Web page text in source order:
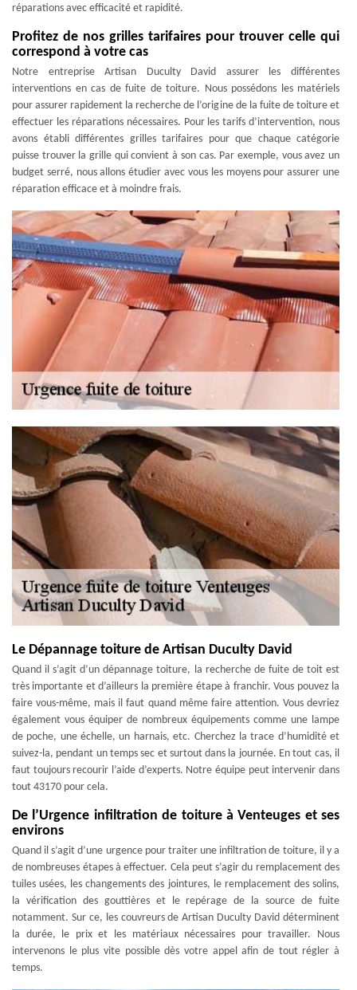
réparations avec efficacité et rapidité.
Profitez de nos grilles tarifaires pour trouver celle qui
correspond à votre cas
Notre entreprise Artisan Duculty David assurer les différentes
interventions en cas de fuite de toiture. Nous possédons les matériels
pour assurer rapidement la recherche de l’origine de la fuite de toiture et
effectuer les réparations nécessaires. Pour les tarifs d’intervention, nous
avons établi différentes grilles tarifaires pour que chaque catégorie
puisse trouver la grille qui convient à son cas. Par exemple, vous avez un
budget serré, nous allons étudier avec vous les moyens pour assurer une
réparation efficace et à moindre frais.
Le Dépannage toiture de Artisan Duculty David
Quand il s’agit d’un dépannage toiture, la recherche de fuite de toit est
très importante et d’ailleurs la première étape à franchir. Vous pouvez la
faire vous-même, mais il faut quand même faire attention. Vous devriez
également vous équiper de nombreux équipements comme une lampe
de poche, une échelle, un harnais, etc. Cherchez la trace d’humidité et
suivez-la, pendant un temps sec et surtout dans la journée. En tout cas, il
faut toujours recourir l’aide d’experts. Notre équipe peut intervenir dans
tout 43170 pour cela.
De l’Urgence infiltration de toiture à Venteuges et ses
environs
Quand il s’agit d’une urgence pour traiter une infiltration de toiture, il y a
de nombreuses étapes à effectuer. Cela peut s’agir du remplacement des
tuiles usées, les changements des jointures, le remplacement des solins,
la vérification des gouttières et le repérage de la source de fuite
notamment. Sur ce, les couvreurs de Artisan Duculty David déterminent
la durée, le prix et les matériaux nécessaires pour travailler. Nous
intervenons le plus vite possible dès votre appel afin de tout régler à
temps.